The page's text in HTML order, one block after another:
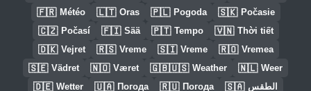
🇫🇷 Météo 🇱🇹 Oras 🇵🇱 Pogoda 🇸🇰 Počasie
🇨🇿 Počasí 🇫🇮 Sää 🇵🇹 Tempo 🇻🇳 Thời tiết
🇩🇰 Vejret 🇷🇸 Vreme 🇸🇮 Vreme 🇷🇴 Vremea
🇸🇪 Vädret 🇳🇴 Været 🇬🇧🇺🇸 Weather 🇳🇱 Weer
🇩🇪 Wetter 🇺🇦 Погода 🇷🇺 Погода 🇸🇦 الطقس